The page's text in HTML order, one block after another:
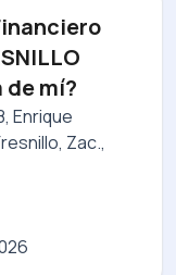
de mí?
Enrique
Zac.,